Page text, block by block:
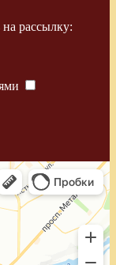
рассылку: